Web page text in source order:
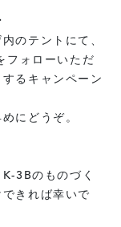
のテントにて、
フォローいただ
るキャンペーン
にどうぞ。
3Bのものづく
きれば幸いで